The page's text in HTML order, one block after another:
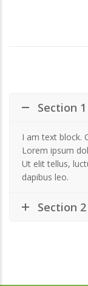
Section 1
I am text block.
Lorem ipsum
Ut elit tellus,
dapibus leo.
Section 2